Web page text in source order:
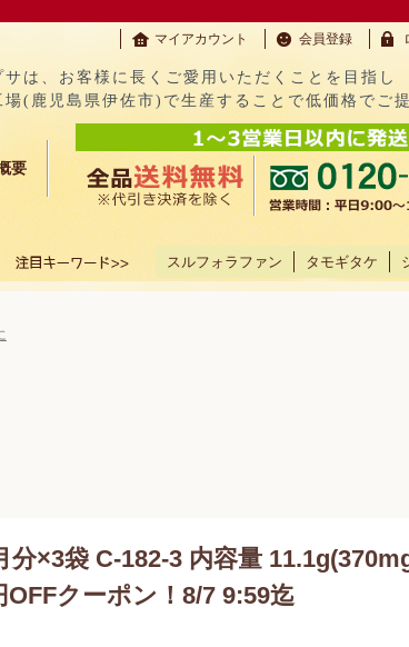
マイアカウント 会員登録
は、お客様に長くご愛用いただくことを目指し
(鹿児島県伊佐市)で生産することで低価格でご
要
スルフォラファン タモギタケ
×3袋 C-182-3 内容量
クーポン！8/7 9:59迄